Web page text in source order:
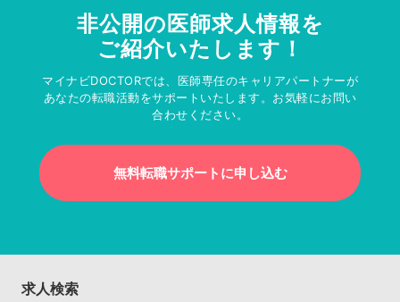
非公開の医師求人情報を
ご紹介いたします！
マイナビDOCTORでは、医師専任のキャリアパートナーが
あなたの転職活動をサポートいたします。お気軽にお問い
合わせください。
無料転職サポートに申し込む
求人検索